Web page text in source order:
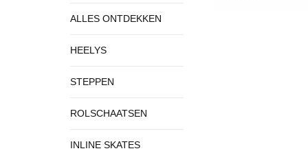
ALLES ONTDEKKEN
HEELYS
STEPPEN
ROLSCHAATSEN
INLINE SKATES